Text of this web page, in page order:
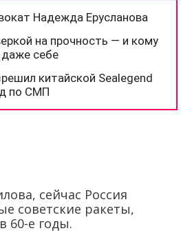
сейчас Россия
советские ракеты,
60-е годы.